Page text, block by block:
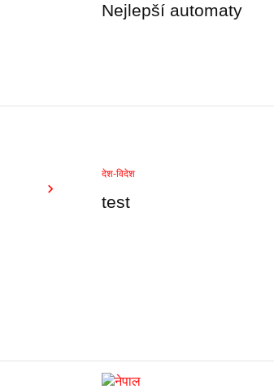
Nejlepší automaty
देश-विदेश
test